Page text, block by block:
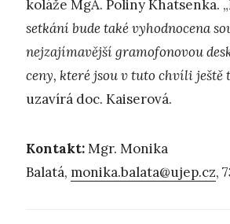
koláže MgA. Poliny Khatsenka. „
setkání bude také vyhodnocena
nejzajímavější gramofonovou
ceny, které jsou v tuto chvíli ještě
uzavírá doc. Kaiserová.
Kontakt:Mgr. Monika
Balatá, monika.balata@ujep.cz,